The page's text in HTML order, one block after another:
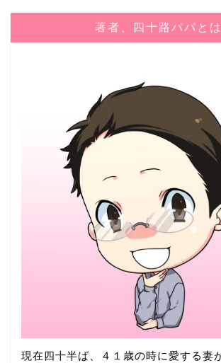
伊豆稲取ＳＰＡ・ＲＥＳＯＲＴ竜
著者、四十路パパとは
現在四十半ば、４１歳の時に愛する妻